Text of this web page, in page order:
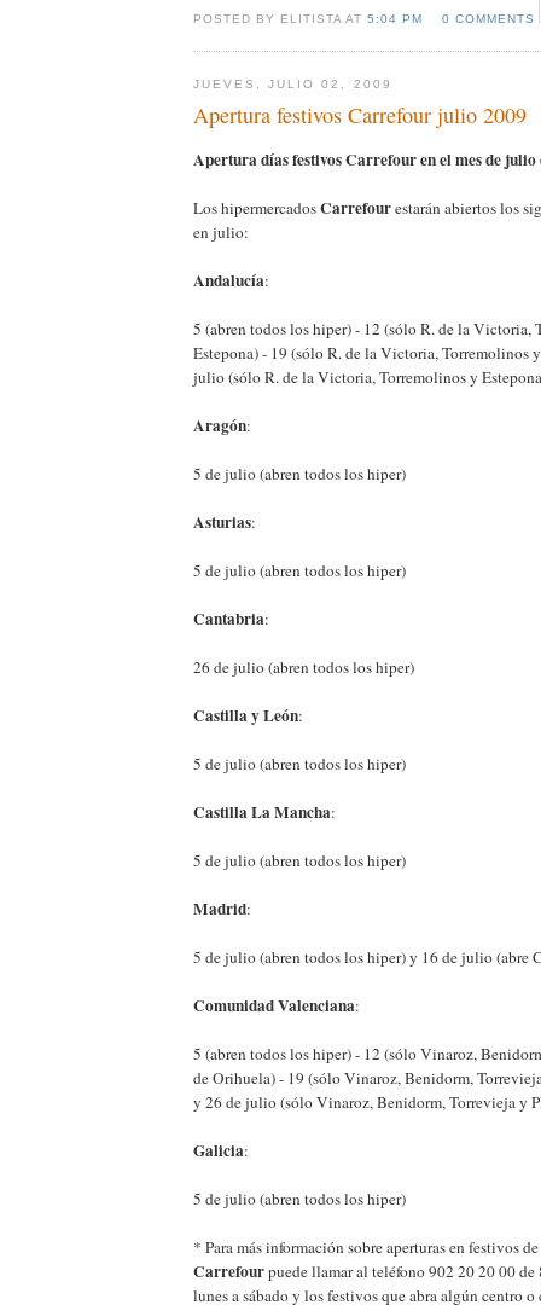
POSTED BY ELITISTA AT5:04 PM 0 COMMENTS
JUEVES, JULIO 02, 2009
Apertura festivos Carrefour julio 2009
Apertura días festivos Carrefour en el mes de julio
Los hipermercadosCarrefourestarán abiertos los
en julio:
Andalucía:
5 (abren todos los hiper) - 12 (sólo R. de la Victoria,
Estepona) - 19 (sólo R. de la Victoria, Torremolinos
julio (sólo R. de la Victoria, Torremolinos y
Aragón:
5 de julio (abren todos los hiper)
Asturias:
5 de julio (abren todos los hiper)
Cantabria:
26 de julio (abren todos los hiper)
Castilla y León:
5 de julio (abren todos los hiper)
Castilla La Mancha:
5 de julio (abren todos los hiper)
Madrid:
5 de julio (abren todos los hiper) y 16 de julio (abre
Comunidad Valenciana:
5 (abren todos los hiper) - 12 (sólo Vinaroz,
de Orihuela) - 19 (sólo Vinaroz, Benidorm,
y 26 de julio (sólo Vinaroz, Benidorm, Torrevieja y
Galicia:
5 de julio (abren todos los hiper)
* Para más información sobre aperturas en festivos
Carrefourpuede llamar al teléfono 902 20 20 00 de
lunes a sábado y los festivos que abra algún centro